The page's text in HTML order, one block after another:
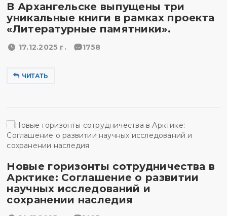
В Архангельске выпущены три
уникальные книги в рамках проекта
«Литературные памятники».
17.12.2025 г. 1758
ЧИТАТЬ
Новые горизонты сотрудничества в
Арктике: Соглашение о развитии
научных исследований и
сохранении наследия